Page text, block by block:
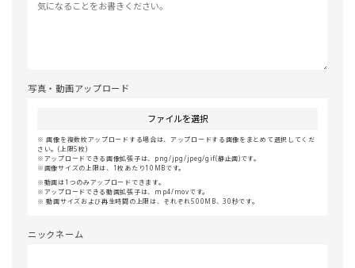
写真・動画アップロード
ファイルを選択
画像を複数枚アップロードする場合は、アップロードする画像をまとめて選択してくだ
さい。(上限5枚)
アップロードできる画像拡張子は、png/jpg/jpeg/gif(静止画)です。
画像サイズの上限は、1枚あたり10MBです。
動画は1つのみアップロードできます。
アップロードできる動画拡張子は、mp4/movです。
動画サイズおよび再生時間の上限は、それぞれ500MB、30秒です。
ニックネーム